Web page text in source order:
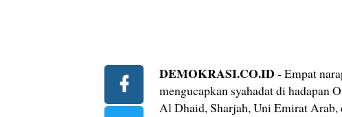
DEMOKRASI.CO.ID - Empat
mengucapkan syahadat di
Al Dhaid, Sharjah, Uni Emirat Arab,